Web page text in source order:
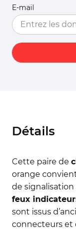
E-mail
Détails
Cette paire de
orange
de signalisation
feux
sont issus
connecteurs et